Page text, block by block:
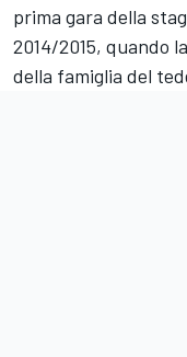
prima gara della
2014/2015, quando
della famiglia del